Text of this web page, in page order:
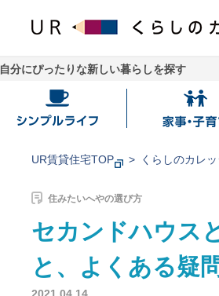
自分にぴったりな新しい暮らしを探す
シ
プ
フ
家
子
UR賃貸住宅TOP くらしのカレ
住みたいへやの選び方
セカンドハウス
と、よくある疑